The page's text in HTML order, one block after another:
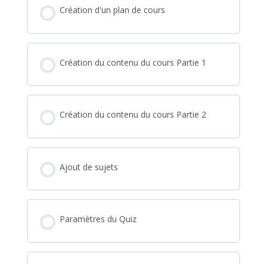
Création d'un plan de cours
Création du contenu du cours Partie 1
Création du contenu du cours Partie 2
Ajout de sujets
Paramètres du Quiz